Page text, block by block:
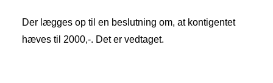
Der lægges op til en beslutning om, at kontigentet
hæves til 2000,-. Det er vedtaget.